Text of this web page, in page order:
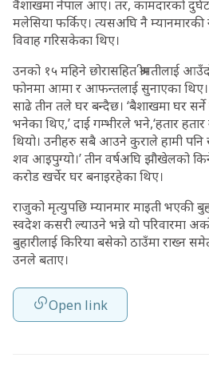
वैशाखमा नेपाल आए। तर, कामदारको
मलेसिया फर्किए। त्यसअघि नै म्यानमारकी
विवाह गरिसकेका थिए।
उनको १५ महिने छोरासहित श्रीमतीलाई
फोनमा आमा र आफन्तलाई सुनाएका
साढे तीन तले घर बन्दैछ। ‘बैशाखमा घर
भनेका थिए,’ दाई गम्भीरले भने,‘हतार
थियो। उनीहरु सबै आउने कुराले हामी
शव आइपुग्यो।’ तीन वर्षअघि झौखेलको
करोड खर्चेर घर बनाइरहेका थिए।
राजुको मृत्युपछि म्यानमार माइती भएकी
स्वदेश कसरी ल्याउने भन्ने यो परिवारमा
बुहारीलाई किरिया बसेको ठाउँमा राख्न
उनले बताए।
Open link